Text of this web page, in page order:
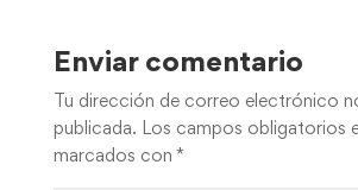
Enviar comentario
Tu dirección de correo electrónico
publicada. Los campos obligatorios
marcados con *